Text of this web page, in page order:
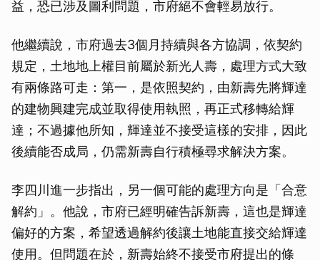
益，恐已涉及圖利問題，市府絕不會輕易放行。
他繼續說，市府過去3個月持續與各方協調，依契約
規定，土地地上權目前屬於新光人壽，處理方式大致
有兩條路可走：第一，是依照契約，由新壽先將輝達
的建物興建完成並取得使用執照，再正式移轉給輝
達；不過據他所知，輝達並不接受這樣的安排，因此
後續能否成局，仍需新壽自行積極尋求解決方案。
李四川進一步指出，另一個可能的處理方向是「合意
解約」。他說，市府已經明確告訴新壽，這也是輝達
偏好的方案，希望透過解約後讓土地能直接交給輝達
使用。但問題在於，新壽始終不接受市府提出的條